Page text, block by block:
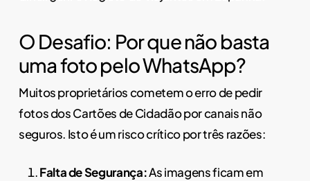
O Desafio: Por que não basta
uma foto pelo WhatsApp?
Muitos proprietários cometem o erro de pedir
fotos dos Cartões de Cidadão por canais não
seguros. Isto é um risco crítico por três razões:
Falta de Segurança:As imagens ficam em